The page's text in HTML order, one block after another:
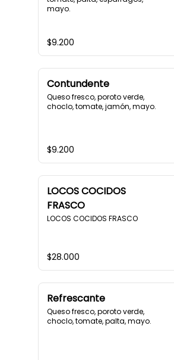
mayo.
$9.200
Contundente
Queso fresco, poroto verde,
choclo, tomate, jamón, mayo.
$9.200
LOCOS COCIDOS
FRASCO
LOCOS COCIDOS FRASCO
$28.000
Refrescante
Queso fresco, poroto verde,
choclo, tomate, palta, mayo.